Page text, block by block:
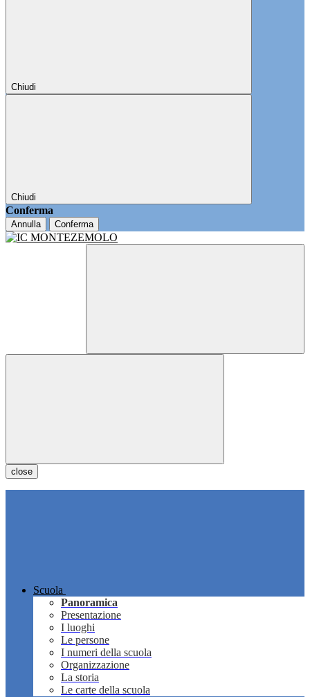
Chiudi
Chiudi
Conferma
Annulla Conferma
close
Scuola
Panoramica
Presentazione
I luoghi
Le persone
I numeri della scuola
Organizzazione
La storia
Le carte della scuola